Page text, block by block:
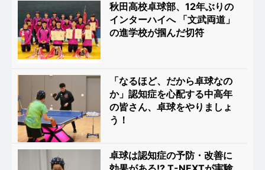
秋田高校卓球部、12年ぶりの
インターハイへ 「文武両道」
の進学校が掴んだ切符
「なるほど、だから卓球なの
か」認知症を心配する中高年
の皆さん、卓球をやりましょ
う！
卓球は認知症の予防・改善に